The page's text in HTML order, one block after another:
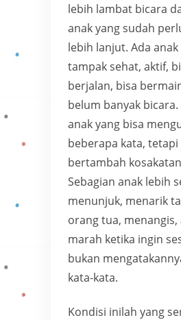
lebih lambat bicara
anak yang sudah
lebih lanjut. Ada anak
tampak sehat, aktif,
berjalan, bisa
belum banyak bicara.
anak yang bisa
beberapa kata,
bertambah
Sebagian anak lebih
menunjuk, menarik
orang tua, menangis,
marah ketika ingin
bukan
kata-kata.
Kondisi inilah yang